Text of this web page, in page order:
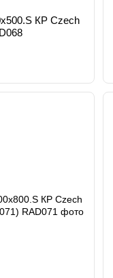
КР Czech